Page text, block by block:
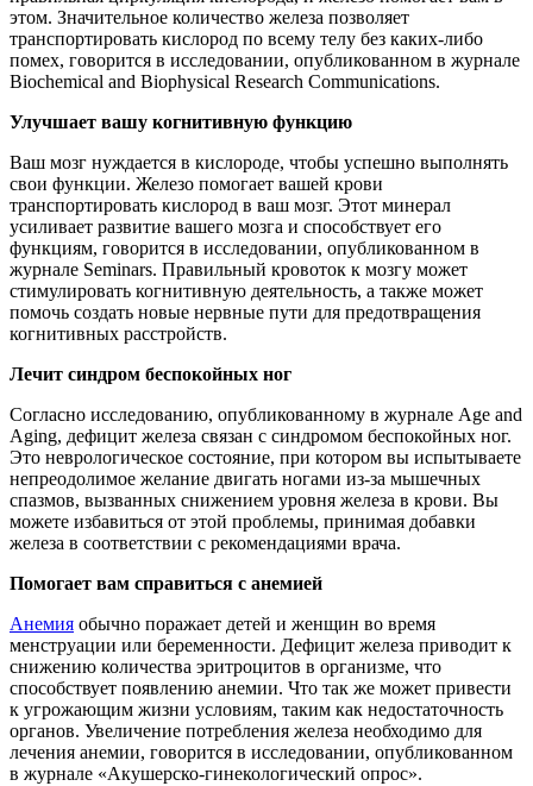
этом. Значительное количество железа позволяет
транспортировать кислород по всему телу без каких-либо
помех, говорится в исследовании, опубликованном в журнале
Biochemical and Biophysical Research Communications.
Улучшает вашу когнитивную функцию
Ваш мозг нуждается в кислороде, чтобы успешно выполнять
свои функции. Железо помогает вашей крови
транспортировать кислород в ваш мозг. Этот минерал
усиливает развитие вашего мозга и способствует его
функциям, говорится в исследовании, опубликованном в
журнале Seminars. Правильный кровоток к мозгу может
стимулировать когнитивную деятельность, а также может
помочь создать новые нервные пути для предотвращения
когнитивных расстройств.
Лечит синдром беспокойных ног
Согласно исследованию, опубликованному в журнале Age and
Aging, дефицит железа связан с синдромом беспокойных ног.
Это неврологическое состояние, при котором вы испытываете
непреодолимое желание двигать ногами из-за мышечных
спазмов, вызванных снижением уровня железа в крови. Вы
можете избавиться от этой проблемы, принимая добавки
железа в соответствии с рекомендациями врача.
Помогает вам справиться с анемией
Анемия обычно поражает детей и женщин во время
менструации или беременности. Дефицит железа приводит к
снижению количества эритроцитов в организме, что
способствует появлению анемии. Что так же может привести
к угрожающим жизни условиям, таким как недостаточность
органов. Увеличение потребления железа необходимо для
лечения анемии, говорится в исследовании, опубликованном
в журнале «Акушерско-гинекологический опрос».